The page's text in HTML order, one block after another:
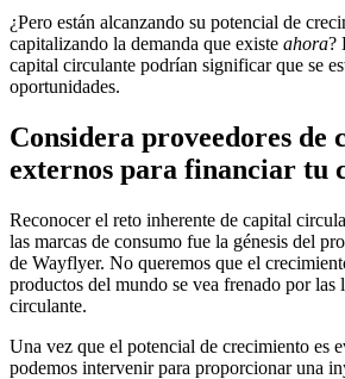
¿Pero están alcanzando su potencial de
capitalizando la demanda que existe ahora?
capital circulante podrían significar que se
oportunidades.
Considera proveedores de
externos para financiar tu
Reconocer el reto inherente de capital
las marcas de consumo fue la génesis del
de Wayflyer. No queremos que el
productos del mundo se vea frenado por las
circulante.
Una vez que el potencial de crecimiento es
podemos intervenir para proporcionar una